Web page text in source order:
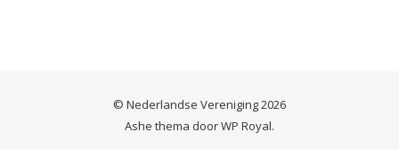
© Nederlandse Vereniging 2026
Ashe thema doorWP Royal.